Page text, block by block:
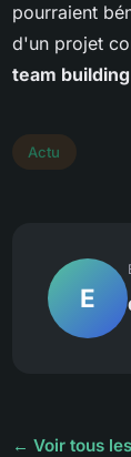
pourraient
d'un projet
team building
Actu
E
← Voir tous